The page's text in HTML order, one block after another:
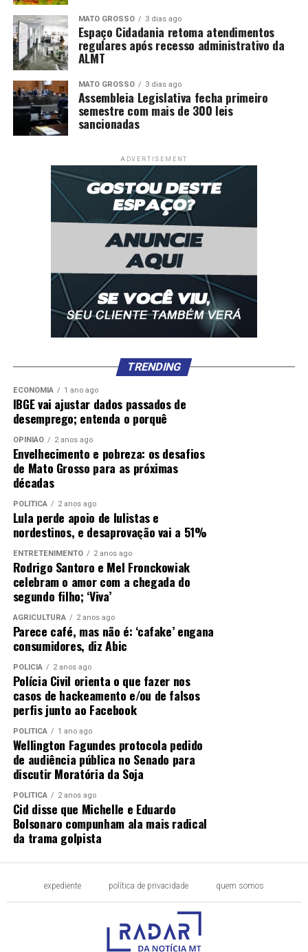
MATO GROSSO 3 dias ago
Espaço Cidadania retoma atendimentos
regulares após recesso administrativo da
ALMT
MATO GROSSO 3 dias ago
Assembleia Legislativa fecha primeiro
semestre com mais de 300 leis
sancionadas
ADVERTISEMENT
TRENDING
ECONOMIA 1 ano ago
IBGE vai ajustar dados passados de
desemprego; entenda o porquê
OPINIÃO 2 anos ago
Envelhecimento e pobreza: os desafios
de Mato Grosso para as próximas
décadas
POLÍTICA 2 anos ago
Lula perde apoio de lulistas e
nordestinos, e desaprovação vai a 51%
ENTRETENIMENTO 2 anos ago
Rodrigo Santoro e Mel Fronckowiak
celebram o amor com a chegada do
segundo filho; ‘Viva’
AGRICULTURA 2 anos ago
Parece café, mas não é: ‘cafake’ engana
consumidores, diz Abic
POLÍCIA 2 anos ago
Polícia Civil orienta o que fazer nos
casos de hackeamento e/ou de falsos
perfis junto ao Facebook
POLÍTICA 1 ano ago
Wellington Fagundes protocola pedido
de audiência pública no Senado para
discutir Moratória da Soja
POLÍTICA 2 anos ago
Cid disse que Michelle e Eduardo
Bolsonaro compunham ala mais radical
da trama golpista
expediente política de privacidade quem somos